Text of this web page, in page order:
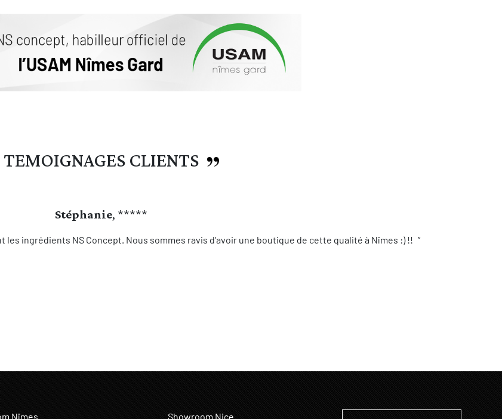
TEMOIGNAGES CLIENTS
Stéphanie, *****
ingrédients NS Concept. Nous sommes ravis d'avoir une boutique de cette qualité à Nîmes :) !!
Nîmes Showroom Nice